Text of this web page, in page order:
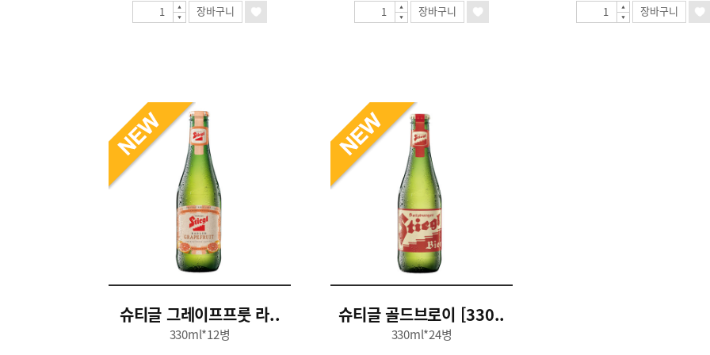
장바구니 장바구니 장바구니
슈티글 그레이프프룻 라..
330ml*12병
슈티글 골드브로이 [330..
330ml*24병